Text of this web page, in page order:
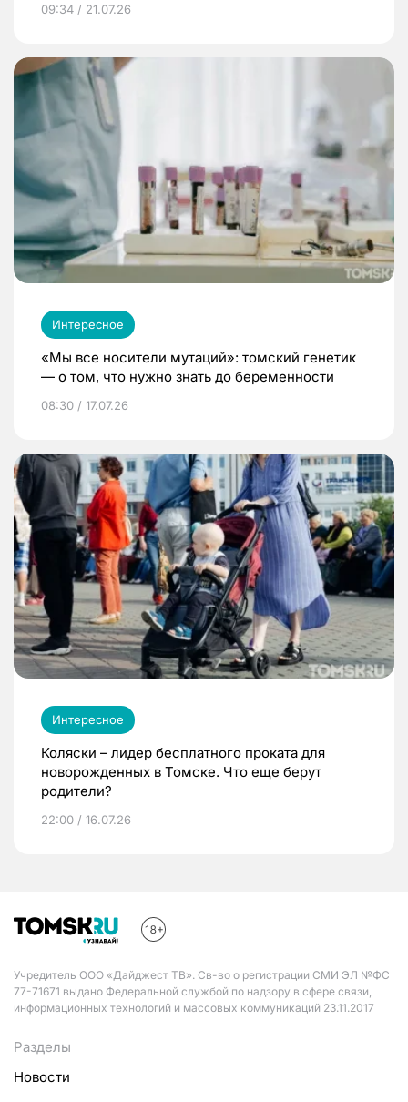
09:34 / 21.07.26
Интересное
«Мы все носители мутаций»: томский генетик
— о том, что нужно знать до беременности
08:30 / 17.07.26
Интересное
Коляски – лидер бесплатного проката для
новорожденных в Томске. Что еще берут
родители?
22:00 / 16.07.26
Учредитель ООО «Дайджест ТВ». Св-во о регистрации СМИ ЭЛ №ФС
77-71671 выдано Федеральной службой по надзору в сфере связи,
информационных технологий и массовых коммуникаций 23.11.2017
Разделы
Новости